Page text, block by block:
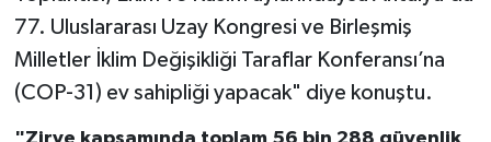
77. Uluslararası Uzay Kongresi ve Birleşmiş
Milletler İklim Değişikliği Taraflar Konferansı’na
(COP-31) ev sahipliği yapacak" diye konuştu.